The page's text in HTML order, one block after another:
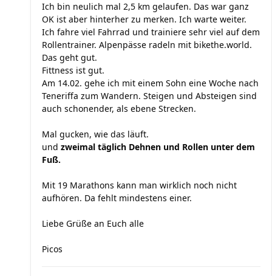
Ich bin neulich mal 2,5 km gelaufen. Das war ganz
OK ist aber hinterher zu merken. Ich warte weiter.
Ich fahre viel Fahrrad und trainiere sehr viel auf dem
Rollentrainer. Alpenpässe radeln mit bikethe.world.
Das geht gut.
Fittness ist gut.
Am 14.02. gehe ich mit einem Sohn eine Woche nach
Teneriffa zum Wandern. Steigen und Absteigen sind
auch schonender, als ebene Strecken.
Mal gucken, wie das läuft.
und zweimal täglich Dehnen und Rollen unter dem
Fuß.
Mit 19 Marathons kann man wirklich noch nicht
aufhören. Da fehlt mindestens einer.
Liebe Grüße an Euch alle
Picos